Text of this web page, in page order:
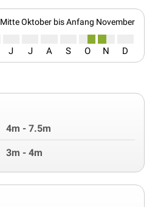
Mitte Oktober bis Anfang November
J J A S O N D
4m - 7.5m
3m - 4m